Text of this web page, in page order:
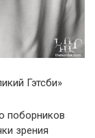
Гэтсби»
поборников
зрения